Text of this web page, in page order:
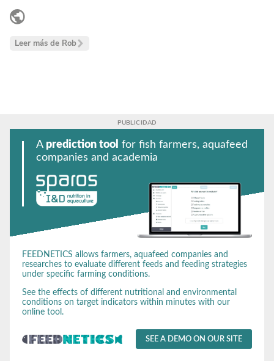
www.linkedin.com
Leer más de Rob
A prediction tool for fish farmers, aquafeed
companies and academia
FEEDNETICS allows farmers, aquafeed companies and
researches to evaluate different feeds and feeding strategies
under specific farming conditions.
See the effects of different nutritional and environmental
conditions on target indicators within minutes with our
online tool.
SEE A DEMO ON OUR SITE